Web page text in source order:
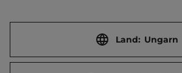
Land: Ungarn